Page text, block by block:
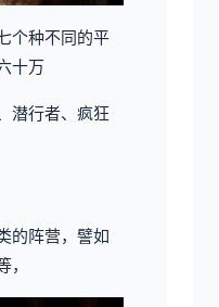
个种不同的平
十万
潜行者、疯狂
的阵营，譬如